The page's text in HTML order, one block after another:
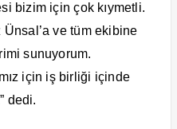
bizim için çok kıymetli.
Ünsal’a ve tüm ekibine
sunuyorum.
için iş birliği içinde
dedi.